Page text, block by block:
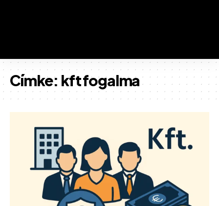
Címke: kft fogalma